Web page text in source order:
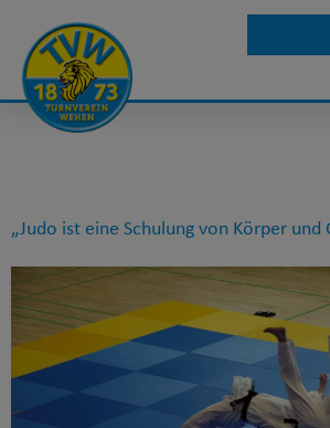
HESSISCHE
„Judo ist eine Schulung von Körper und